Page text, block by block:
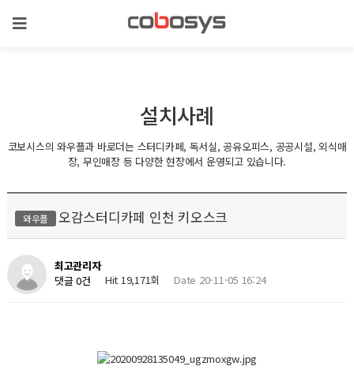
설치사례
코보시스의 와우플과 바로더는 스터디카페, 독서실, 공유오피스, 공공시설, 외식매
장, 무인매장 등 다양한 현장에서 운영되고 있습니다.
와우플 오감스터디카페 인천 키오스크
최고관리자
댓글 0건
Hit 19,171회 Date 20-11-05 16:24